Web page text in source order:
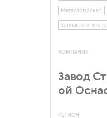
Металлопрокат
Запчасти и
КОМПАНИЯ
Завод
ой
РЕГИОН